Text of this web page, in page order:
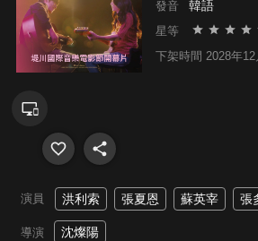
發音 韓語
星等
下架時間 2028年12
演員 洪利索 張夏恩 蘇英宰 張
導演 沈燦陽